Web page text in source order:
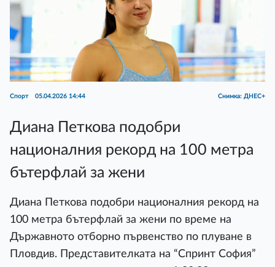
Спорт 05.04.2026 14:44 Снимка: ДНЕС+
Диана Петкова подобри
националния рекорд на 100 метра
бътерфлай за жени
Диана Петкова подобри националния рекорд на
100 метра бътерфлай за жени по време на
Държавното отборно първенство по плуване в
Пловдив. Представителката на “Спринт София”